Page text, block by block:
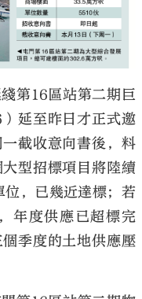
第16區站第二期巨
延至昨日才正式邀
截收意向書後，料
型招標項目將陸續
，已幾近達標；若
年度供應已超標完
季度的土地供應壓